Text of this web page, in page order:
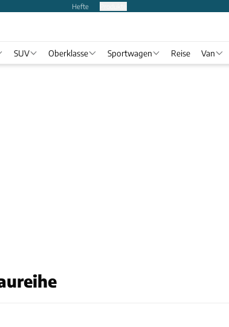
Hefte
SUV Oberklasse Sportwagen Reise Van